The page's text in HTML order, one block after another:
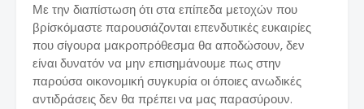
Με την διαπίστωση ότι στα επίπεδα μετοχών που
βρίσκόμαστε παρουσιάζονται επενδυτικές ευκαιρίες
που σίγουρα μακροπρόθεσμα θα αποδώσουν, δεν
είναι δυνατόν να μην επισημάνουμε πως στην
παρούσα οικονομική συγκυρία οι όποιες ανωδικές
αντιδράσεις δεν θα πρέπει να μας παρασύρουν.